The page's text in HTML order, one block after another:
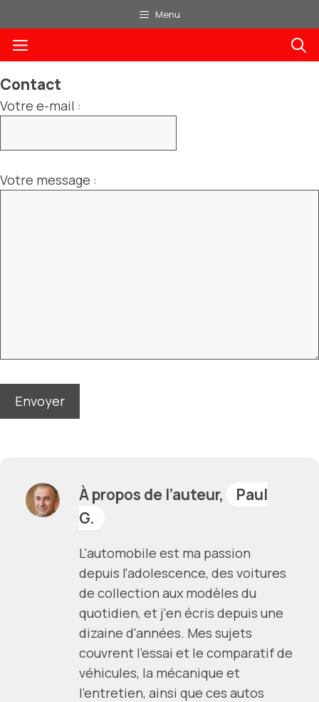
au
contenu
Menu
Menu
Contact
Votre e-mail :
Votre message :
À propos de l’auteur,
Paul
G.
L'automobile est ma passion
depuis l'adolescence, des voitures
de collection aux modèles du
quotidien, et j'en écris depuis une
dizaine d'années. Mes sujets
couvrent l'essai et le comparatif de
véhicules, la mécanique et
l'entretien, ainsi que ces autos